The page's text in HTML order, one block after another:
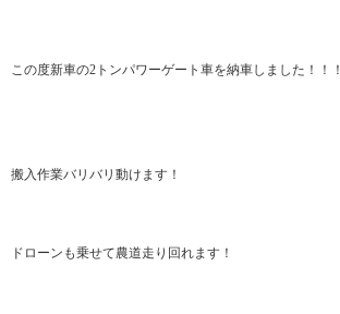
この度新車の2トンパワーゲート車を納車しました！！！
搬入作業バリバリ動けます！
ドローンも乗せて農道走り回れます！